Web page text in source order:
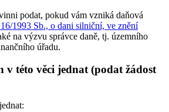
podat, pokud vám vzniká daňová
1993 Sb., o dani silniční, ve znění
na výzvu správce daně, tj. územního
úřadu.
v této věci jednat (podat žádost